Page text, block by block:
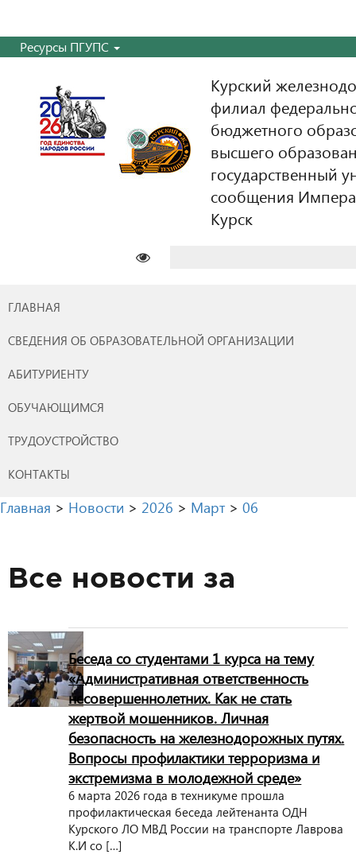
Ресурсы ПГУПС
Курский
филиал
бюджетного
высшего
государственный
сообщения
Курск
ГЛАВНАЯ
СВЕДЕНИЯ ОБ ОБРАЗОВАТЕЛЬНОЙ ОРГАНИЗАЦИИ
АБИТУРИЕНТУ
ОБУЧАЮЩИМСЯ
ТРУДОУСТРОЙСТВО
КОНТАКТЫ
Главная > Новости > 2026 > Март > 06
Все новости за
Беседа со студентами 1 курса на тему
«Административная ответственность
несовершеннолетних. Как не стать
жертвой мошенников. Личная
безопасность на железнодорожных путях.
Вопросы профилактики терроризма и
экстремизма в молодежной среде»
6 марта 2026 года в техникуме прошла
профилактическая беседа лейтенанта ОДН
Курского ЛО МВД России на транспорте Лаврова
К.И со […]